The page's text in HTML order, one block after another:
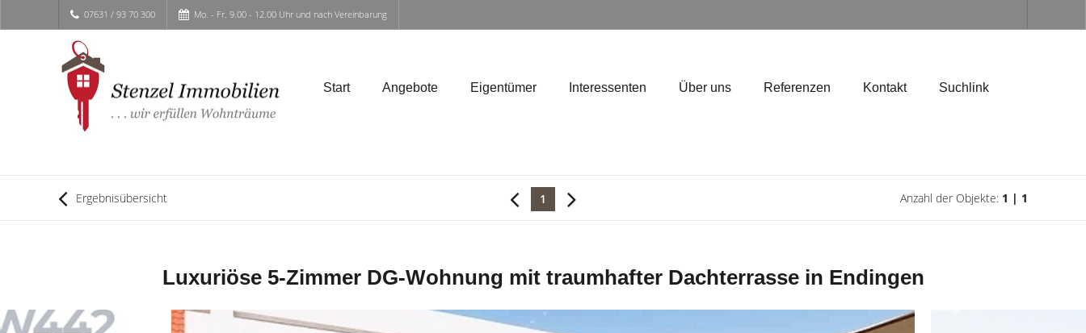
07631 / 93 70 300 Mo. - Fr. 9.00 - 12.00 Uhr und nach Vereinbarung
Start Angebote Eigentümer Interessenten Über uns Referenzen Kontakt Suchlink
Ergebnisübersicht 1 Anzahl der Objekte: 1 | 1
Luxuriöse 5-Zimmer DG-Wohnung mit traumhafter Dachterrasse in Endingen